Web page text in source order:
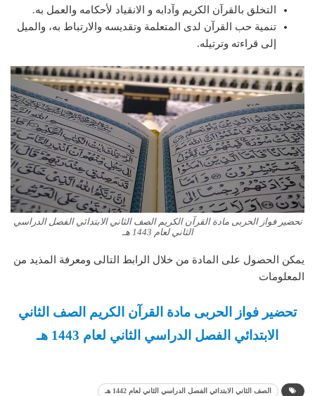
التخلق بالقرآن الكريم وآدابه و الانقياد لأحكامه والعمل به.
تنمية حب القرآن لدى المتعلمة وتقديسه والارتباط به، والميل
إلى قراءته وترتيله.
تحضير فواز الحربى مادة القرآن الكريم الصف الثاني الابتدائي الفصل الدراسي
الثاني لعام 1443 هـ
يمكن الحصول على المادة من خلال الرابط التالى ومعرفة المذيد من
المعلومات
تحضير فواز الحربى مادة القرآن الكريم الصف الثاني
الابتدائي الفصل الدراسي الثاني لعام 1443 هـ
الصف الثاني الابتدائي الفصل الدراسي الثاني لعام 1442 هـ